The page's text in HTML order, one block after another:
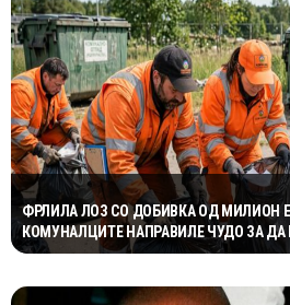
ФРЛИЛА ЛОЗ СО ДОБИВКА ОД МИЛИОН
КОМУНАЛЦИТЕ НАПРАВИЛЕ ЧУДО ЗА ДА